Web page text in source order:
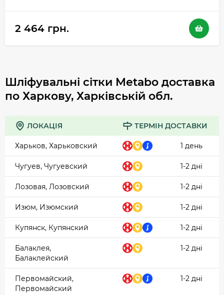
2 464 грн.
Шліфувальні сітки Metabo доставка
по Харкову, Харківській обл.
ЛОКАЦІЯ ТЕРМІН ДОСТАВКИ
Харьков, Харьковский 1 день
Чугуев, Чугуевский 1-2 дні
Лозовая, Лозовский 1-2 дні
Изюм, Изюмский 1-2 дні
Купянск, Купянский 1-2 дні
Балаклея,
Балаклейский
1-2 дні
Первомайский,
Первомайский
1-2 дні